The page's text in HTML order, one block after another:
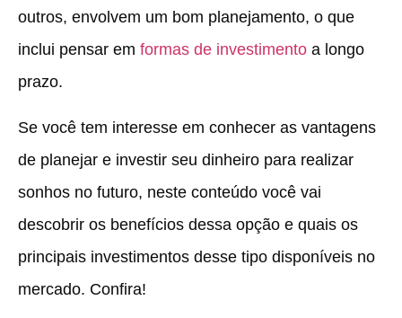
outros, envolvem um bom planejamento, o que
inclui pensar em formas de investimento a longo
prazo.
Se você tem interesse em conhecer as vantagens
de planejar e investir seu dinheiro para realizar
sonhos no futuro, neste conteúdo você vai
descobrir os benefícios dessa opção e quais os
principais investimentos desse tipo disponíveis no
mercado. Confira!